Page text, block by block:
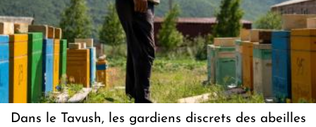
Dans le Tavush, les gardiens discrets des abeilles